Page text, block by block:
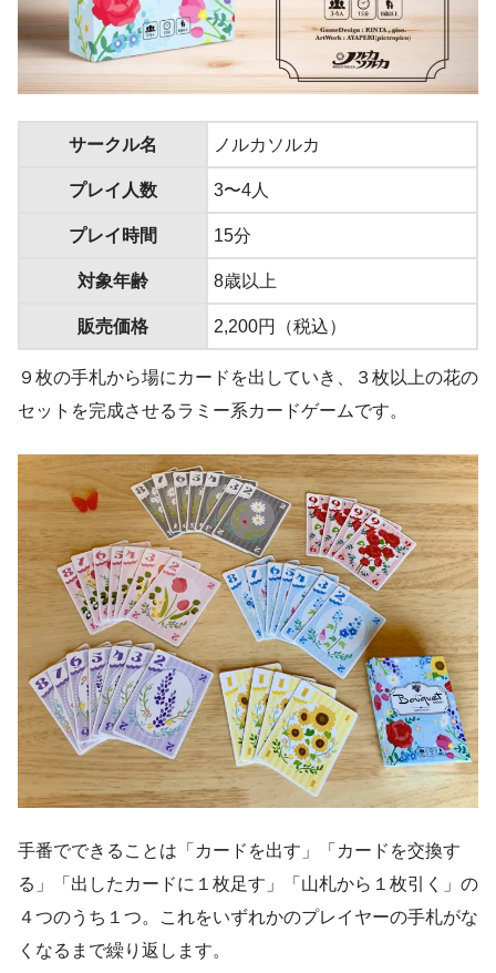
サークル名 ノルカソルカ
プレイ人数 3〜4人
プレイ時間 15分
対象年齢 8歳以上
販売価格 2,200円（税込）
９枚の手札から場にカードを出していき、３枚以上の花の
セットを完成させるラミー系カードゲームです。
手番でできることは「カードを出す」「カードを交換す
る」「出したカードに１枚足す」「山札から１枚引く」の
４つのうち１つ。これをいずれかのプレイヤーの手札がな
くなるまで繰り返します。